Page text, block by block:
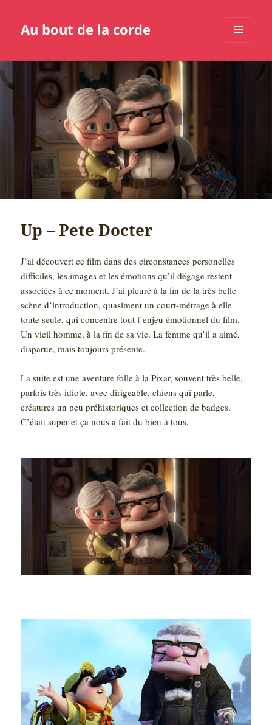
Au bout de la corde
Up – Pete Docter
J’ai découvert ce film dans des circonstances personelles
difficiles, les images et les émotions qu’il dégage restent
associées à ce moment. J’ai pleuré à la fin de la très belle
scène d’introduction, quasiment un court-métrage à elle
toute seule, qui concentre tout l’enjeu émotionnel du film.
Un vieil homme, à la fin de sa vie. La femme qu’il a aimé,
disparue, mais toujours présente.
La suite est une aventure folle à la Pixar, souvent très belle,
parfois très idiote, avec dirigeable, chiens qui parle,
créatures un peu préhistoriques et collection de badges.
C’était super et ça nous a fait du bien à tous.